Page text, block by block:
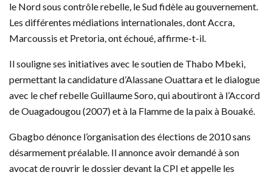
le Nord sous contrôle rebelle, le Sud fidèle au gouvernement.
Les différentes médiations internationales, dont Accra,
Marcoussis et Pretoria, ont échoué, affirme-t-il.
Il souligne ses initiatives avec le soutien de Thabo Mbeki,
permettant la candidature d’Alassane Ouattara et le dialogue
avec le chef rebelle Guillaume Soro, qui aboutiront à l’Accord
de Ouagadougou (2007) et à la Flamme de la paix à Bouaké.
Gbagbo dénonce l’organisation des élections de 2010 sans
désarmement préalable. Il annonce avoir demandé à son
avocat de rouvrir le dossier devant la CPI et appelle les